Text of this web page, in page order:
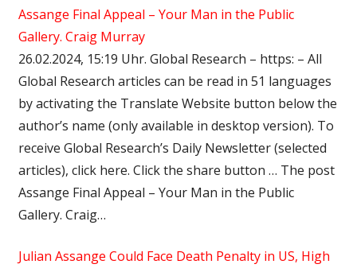
Assange Final Appeal – Your Man in the Public
Gallery. Craig Murray
26.02.2024, 15:19 Uhr. Global Research – https: – All
Global Research articles can be read in 51 languages
by activating the Translate Website button below the
author’s name (only available in desktop version). To
receive Global Research’s Daily Newsletter (selected
articles), click here. Click the share button … The post
Assange Final Appeal – Your Man in the Public
Gallery. Craig…
Julian Assange Could Face Death Penalty in US, High